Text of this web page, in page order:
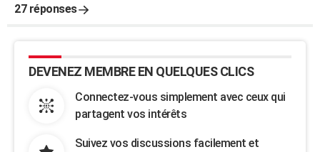
27 réponses
DEVENEZ MEMBRE EN QUELQUES CLICS
Connectez-vous simplement avec ceux qui
partagent vos intérêts
Suivez vos discussions facilement et